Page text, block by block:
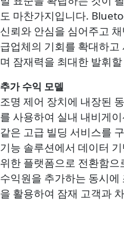
도 마찬가지입니다.
신뢰와 안심을 심어주고
급업체의 기회를 확대하
며 잠재력을 최대한 발휘
추가 수익 모델
조명 제어 장치에 내장된
를 사용하여 실내 내비게
같은 고급 빌딩 서비스를
기능 솔루션에서 데이터
위한 플랫폼으로 전환함
수익원을 추가하는 동시
을 활용하여 잠재 고객과